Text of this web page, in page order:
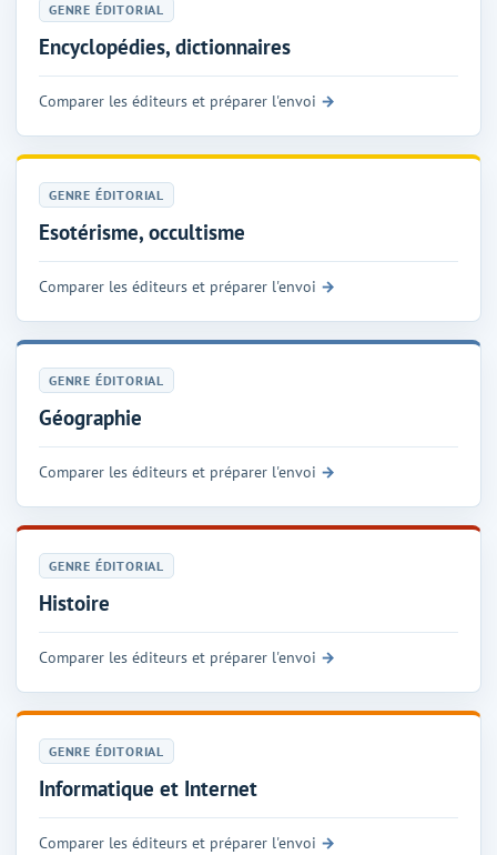
GENRE ÉDITORIAL
Encyclopédies, dictionnaires
Comparer les éditeurs et préparer l'envoi
GENRE ÉDITORIAL
Esotérisme, occultisme
Comparer les éditeurs et préparer l'envoi
GENRE ÉDITORIAL
Géographie
Comparer les éditeurs et préparer l'envoi
GENRE ÉDITORIAL
Histoire
Comparer les éditeurs et préparer l'envoi
GENRE ÉDITORIAL
Informatique et Internet
Comparer les éditeurs et préparer l'envoi